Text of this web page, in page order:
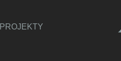
PROJEKTY